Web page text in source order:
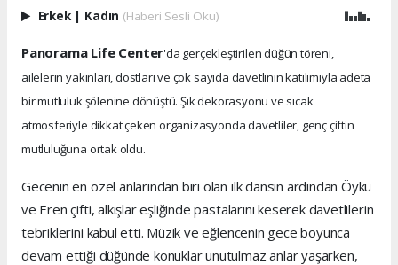
Erkek | Kadın (Haberi Sesli Oku)
Panorama Life Center'da gerçekleştirilen düğün töreni,
ailelerin yakınları, dostları ve çok sayıda davetlinin katılımıyla adeta
bir mutluluk şölenine dönüştü. Şık dekorasyonu ve sıcak
atmosferiyle dikkat çeken organizasyonda davetliler, genç çiftin
mutluluğuna ortak oldu.
Gecenin en özel anlarından biri olan ilk dansın ardından Öykü
ve Eren çifti, alkışlar eşliğinde pastalarını keserek davetlilerin
tebriklerini kabul etti. Müzik ve eğlencenin gece boyunca
devam ettiği düğünde konuklar unutulmaz anlar yaşarken,